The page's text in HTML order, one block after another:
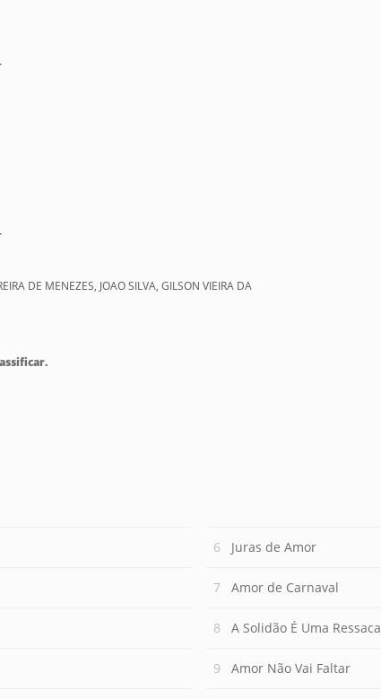
DE MENEZES, JOAO SILVA, GILSON VIEIRA DA
Juras de Amor
Amor de Carnaval
A Solidão É Uma Ressaca
Amor Não Vai Faltar